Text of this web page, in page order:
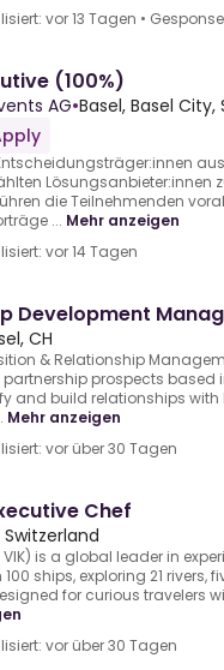
vor 13 Tagen •
(100%)
AG•Basel, Basel City,
Lösungsanbieter:innen
die Teilnehmenden
... Mehr anzeigen
vor 14 Tagen
Development
CH
& Relationship
prospects based
and build relationships
Mehr anzeigen
vor über 30 Tagen
Chef
Switzerland
VIK) is a global leader in
ships, exploring 21 rivers,
for curious travelers
vor über 30 Tagen